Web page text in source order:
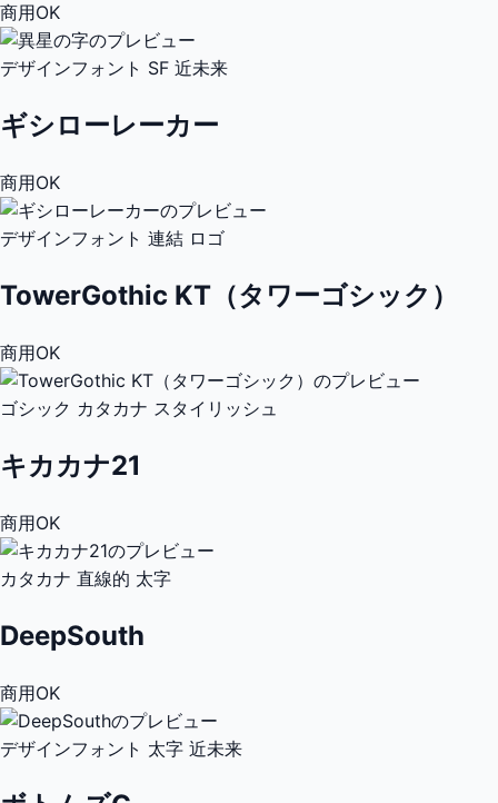
商用OK
デザインフォント SF 近未来
ギシローレーカー
商用OK
デザインフォント 連結 ロゴ
TowerGothic KT（タワーゴシック）
商用OK
ゴシック カタカナ スタイリッシュ
キカカナ21
商用OK
カタカナ 直線的 太字
DeepSouth
商用OK
デザインフォント 太字 近未来